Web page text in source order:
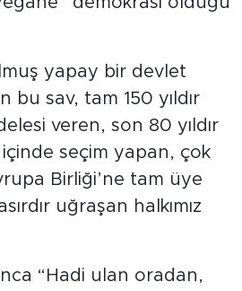
yapay bir devlet
bu sav, tam 150 yıldır
veren, son 80 yıldır
seçim yapan, çok
Birliği’ne tam üye
uğraşan halkımız
“Hadi ulan oradan,